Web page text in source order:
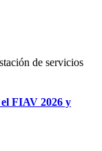
de servicios
FIAV 2026 y